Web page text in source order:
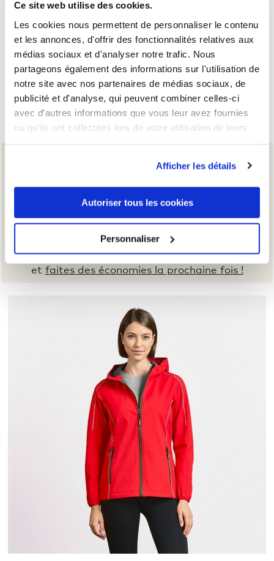
Ce site web utilise des cookies.
Les cookies nous permettent de personnaliser le contenu
et les annonces, d'offrir des fonctionnalités relatives aux
médias sociaux et d'analyser notre trafic. Nous
partageons également des informations sur l'utilisation de
notre site avec nos partenaires de médias sociaux, de
publicité et d'analyse, qui peuvent combiner celles-ci
avec d'autres informations que vous leur avez fournies
ou qu'ils ont collectées lors de votre utilisation de leurs
Afficher les détails
Autoriser tous les cookies
Personnaliser
Veste sans manches Softshell Femmes
72,00 €
Gagnez des points à chaque commande
et faites des économies la prochaine fois !